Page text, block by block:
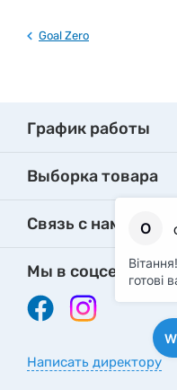
Goal Zero
График работы
Выборка товара
Связь с нами
Мы в соцсетях
Написать директору